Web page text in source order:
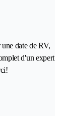
date de RV,
d'un expert